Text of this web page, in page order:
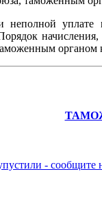
уплате
начисления,
органом
- сообщите